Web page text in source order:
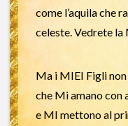
come l’aquila che
celeste. Vedrete la
Ma i MIEI Figli non
che Mi amano con
e MI mettono al